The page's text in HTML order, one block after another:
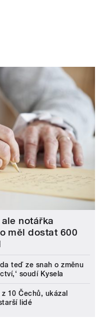
notářka
měl dostat 600
teď ze snah o změnu
soudí Kysela
10 Čechů, ukázal
lidé